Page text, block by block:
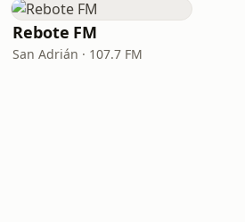
Rebote FM
San Adrián · 107.7 FM